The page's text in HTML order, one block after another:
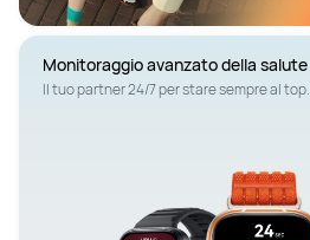
Monitoraggio avanzato della salute
Il tuo partner 24/7 per stare sempre al top.